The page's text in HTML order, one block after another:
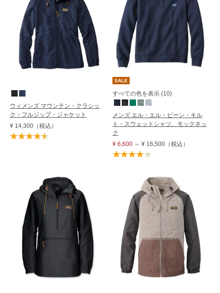
ウィメンズ マウンテン・クラシッ
ク・フルジップ・ジャケット
¥ 14,300 （税込）
SALE
すべての色を表示 (10)
メンズ エル・エル・ビーン・キル
ト・スウェットシャツ、モックネッ
ク
¥ 6,600 ～¥ 16,500 （税込）